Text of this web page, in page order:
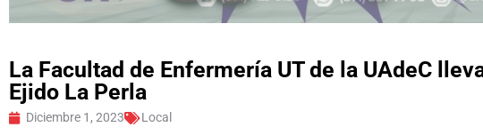
La Facultad de Enfermería UT de la UAdeC
Ejido La Perla
Diciembre 1, 2023 Local